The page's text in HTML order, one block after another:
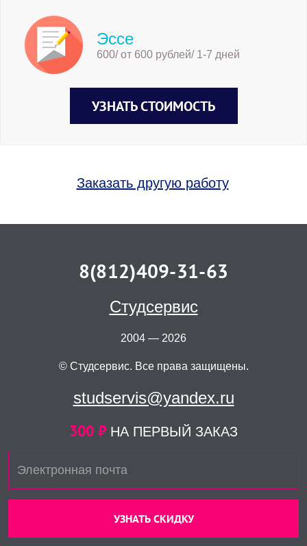
Эссе
600/ от 600 рублей/ 1-7 дней
УЗНАТЬ СТОИМОСТЬ
Заказать другую работу
8(812)409-31-63
Студсервис
2004 — 2026
© Студсервис. Все права защищены.
studservis@yandex.ru
300 ₽ НА ПЕРВЫЙ ЗАКАЗ
УЗНАТЬ СКИДКУ